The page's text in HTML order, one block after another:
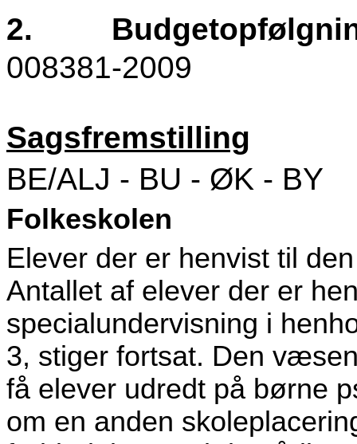
2.
008381-2009
Sagsfremstilling
BE/ALJ - BU - ØK - BY
Folkeskolen
Elever der er henvist til
Antallet af elever der er
specialundervisning i
3, stiger fortsat. Den
få elever udredt på børne
om en anden